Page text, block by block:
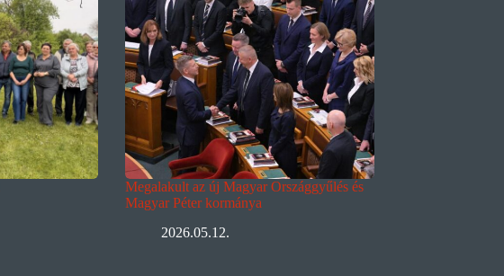
Megalakult az új Magyar Országgyűlés és
Magyar Péter kormánya
2026.05.12.